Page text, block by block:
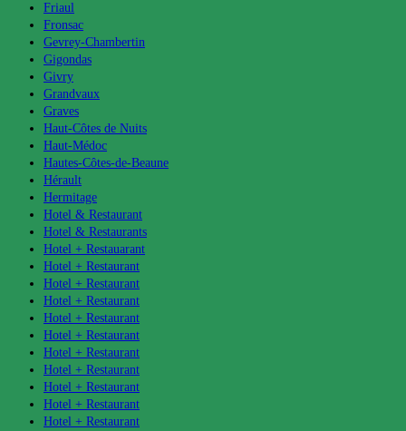
Friaul
Fronsac
Gevrey-Chambertin
Gigondas
Givry
Grandvaux
Graves
Haut-Côtes de Nuits
Haut-Médoc
Hautes-Côtes-de-Beaune
Hérault
Hermitage
Hotel & Restaurant
Hotel & Restaurants
Hotel + Restauarant
Hotel + Restaurant
Hotel + Restaurant
Hotel + Restaurant
Hotel + Restaurant
Hotel + Restaurant
Hotel + Restaurant
Hotel + Restaurant
Hotel + Restaurant
Hotel + Restaurant
Hotel + Restaurant